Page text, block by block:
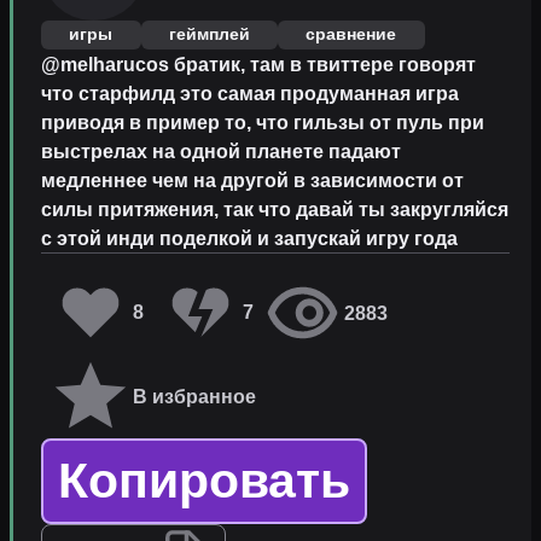
игры геймплей сравнение
@melharucos братик, там в твиттере говорят
что старфилд это самая продуманная игра
приводя в пример то, что гильзы от пуль при
выстрелах на одной планете падают
медленнее чем на другой в зависимости от
силы притяжения, так что давай ты закругляйся
с этой инди поделкой и запускай игру года
8 7 2883
В избранное
Копировать